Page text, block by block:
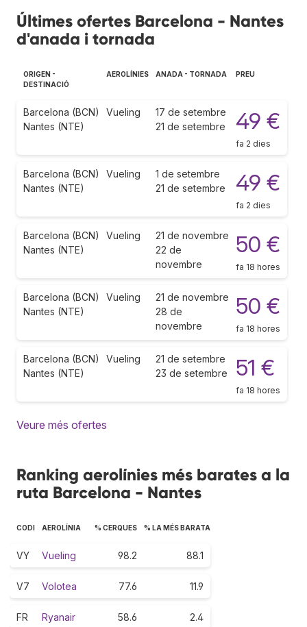
Últimes ofertes Barcelona - Nantes
d'anada i tornada
ORIGEN -
DESTINACIÓ
AEROLÍNIES ANADA - TORNADA PREU
Barcelona (BCN)
Nantes (NTE)
Vueling
17 de setembre
21 de setembre
49 €
fa 2 dies
Barcelona (BCN)
Nantes (NTE)
Vueling
1 de setembre
21 de setembre
49 €
fa 2 dies
Barcelona (BCN)
Nantes (NTE)
Vueling
21 de novembre
22 de
novembre
50 €
fa 18 hores
Barcelona (BCN)
Nantes (NTE)
Vueling
21 de novembre
28 de
novembre
50 €
fa 18 hores
Barcelona (BCN)
Nantes (NTE)
Vueling
21 de setembre
23 de setembre
51 €
fa 18 hores
Veure més ofertes
Ranking aerolínies més barates a la
ruta Barcelona - Nantes
CODI AEROLÍNIA % CERQUES % LA MÉS BARATA
VY Vueling 98.2 88.1
V7 Volotea 77.6 11.9
FR Ryanair 58.6 2.4